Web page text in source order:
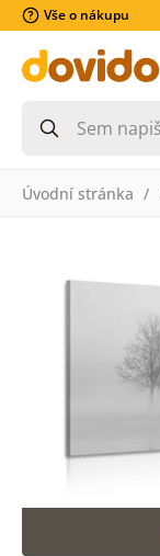
Vše o nákupu
Úvodní stránka